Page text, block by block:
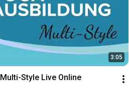
3:05
Style Live Online